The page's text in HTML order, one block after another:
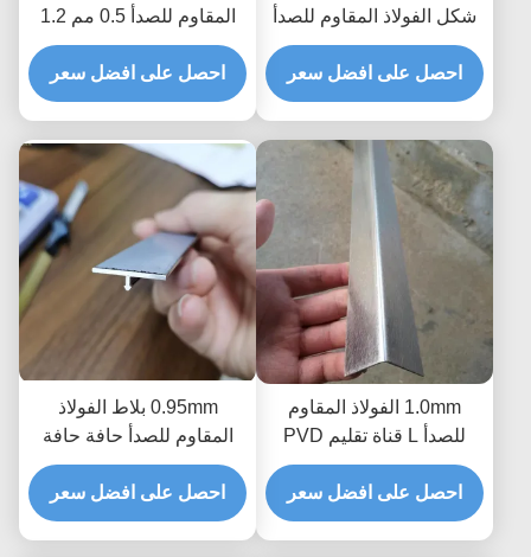
شكل الفولاذ المقاوم للصدأ
تقليم قطاع لتقسيم البلاط
احصل على افضل سعر
المقاوم للصدأ 0.5 مم 1.2
مم بطول 1000 مم مضادة
لبصمات الأصابع
احصل على افضل سعر
1.0mm الفولاذ المقاوم
للصدأ L قناة تقليم PVD
فراغ تصفيح التيتانيوم
احصل على افضل سعر
0.95mm بلاط الفولاذ
المقاوم للصدأ حافة حافة
خط معدني مخصص نحى
صب لحافة كونر المطبخ
احصل على افضل سعر